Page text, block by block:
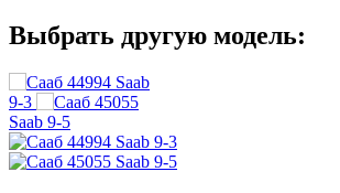
Выбрать другую модель:
Saab
9-3
Saab 9-5
Saab 9-3
Saab 9-5